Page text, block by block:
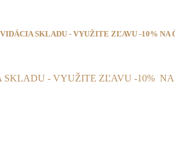
SKLADU - VYUŽITE ZĽAVU -10% NA
- VYUŽITE ZĽAVU -10% NA